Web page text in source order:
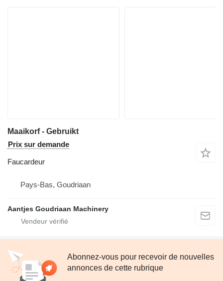
Maaikorf - Gebruikt
Prix sur demande
Faucardeur
Pays-Bas, Goudriaan
Aantjes Goudriaan Machinery
Abonnez-vous pour recevoir de nouvelles
annonces de cette rubrique